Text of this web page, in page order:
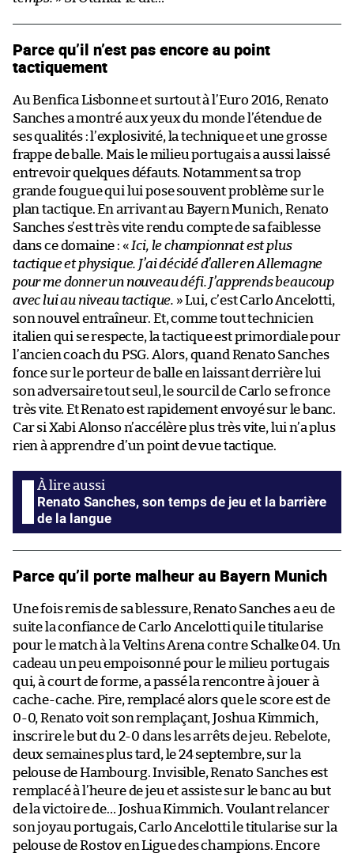
Parce qu’il n’est pas encore au point
tactiquement
Au Benfica Lisbonne et surtout à l’Euro 2016, Renato
Sanches a montré aux yeux du monde l’étendue de
ses qualités : l’explosivité, la technique et une grosse
frappe de balle. Mais le milieu portugais a aussi laissé
entrevoir quelques défauts. Notamment sa trop
grande fougue qui lui pose souvent problème sur le
plan tactique. En arrivant au Bayern Munich, Renato
Sanches s’est très vite rendu compte de sa faiblesse
dans ce domaine : « Ici, le championnat est plus
tactique et physique. J’ai décidé d’aller en Allemagne
pour me donner un nouveau défi. J’apprends beaucoup
avec lui au niveau tactique. » Lui, c’est Carlo Ancelotti,
son nouvel entraîneur. Et, comme tout technicien
italien qui se respecte, la tactique est primordiale pour
l’ancien coach du PSG. Alors, quand Renato Sanches
fonce sur le porteur de balle en laissant derrière lui
son adversaire tout seul, le sourcil de Carlo se fronce
très vite. Et Renato est rapidement envoyé sur le banc.
Car si Xabi Alonso n’accélère plus très vite, lui n’a plus
rien à apprendre d’un point de vue tactique.
Renato Sanches, son temps de jeu et la barrière
de la langue
Parce qu’il porte malheur au Bayern Munich
Une fois remis de sa blessure, Renato Sanches a eu de
suite la confiance de Carlo Ancelotti qui le titularise
pour le match à la Veltins Arena contre Schalke 04. Un
cadeau un peu empoisonné pour le milieu portugais
qui, à court de forme, a passé la rencontre à jouer à
cache-cache. Pire, remplacé alors que le score est de
0-0, Renato voit son remplaçant, Joshua Kimmich,
inscrire le but du 2-0 dans les arrêts de jeu. Rebelote,
deux semaines plus tard, le 24 septembre, sur la
pelouse de Hambourg. Invisible, Renato Sanches est
remplacé à l’heure de jeu et assiste sur le banc au but
de la victoire de… Joshua Kimmich. Voulant relancer
son joyau portugais, Carlo Ancelotti le titularise sur la
pelouse de Rostov en Ligue des champions. Encore